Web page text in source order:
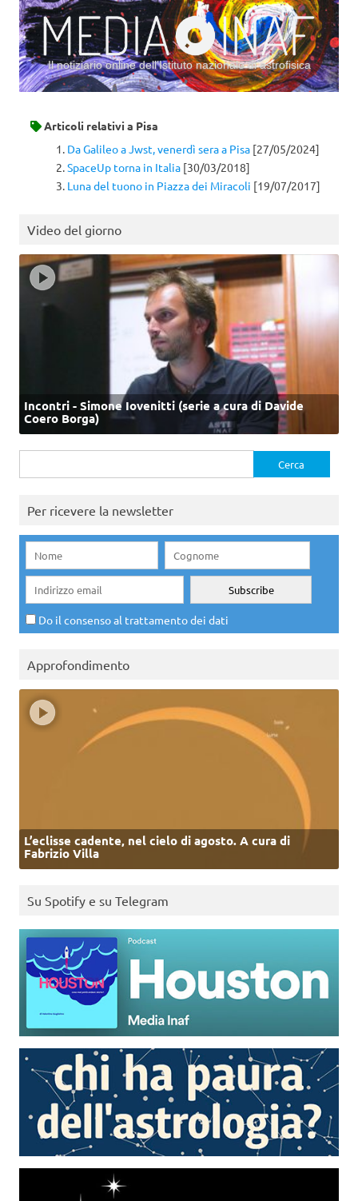
Il notiziario online dell’Istituto nazionale di astrofisica
Articoli relativi a Pisa
Da Galileo a Jwst, venerdì sera a Pisa [27/05/2024]
SpaceUp torna in Italia [30/03/2018]
Luna del tuono in Piazza dei Miracoli [19/07/2017]
Video del giorno
Incontri - Simone Iovenitti (serie a cura di Davide
Coero Borga)
per:
Per ricevere la newsletter
Do il consenso al trattamento dei dati
Approfondimento
L’eclisse cadente, nel cielo di agosto. A cura di
Fabrizio Villa
Su Spotify e su Telegram